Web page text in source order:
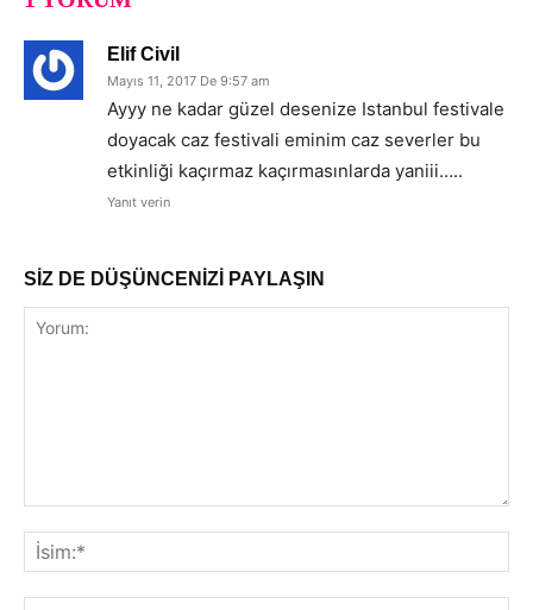
Elif Civil
Mayıs 11, 2017 De 9:57 am
Ayyy ne kadar güzel desenize Istanbul festivale
doyacak caz festivali eminim caz severler bu
etkinliği kaçırmaz kaçırmasınlarda yaniii…..
Yanıt verin
SİZ DE DÜŞÜNCENİZİ PAYLAŞIN